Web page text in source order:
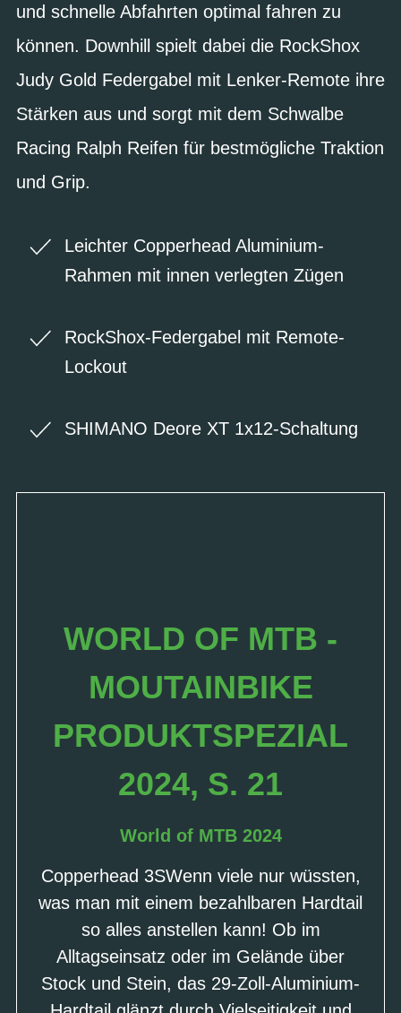
und schnelle Abfahrten optimal fahren zu
können. Downhill spielt dabei die RockShox
Judy Gold Federgabel mit Lenker-Remote ihre
Stärken aus und sorgt mit dem Schwalbe
Racing Ralph Reifen für bestmögliche Traktion
und Grip.
Leichter Copperhead Aluminium-
Rahmen mit innen verlegten Zügen
RockShox-Federgabel mit Remote-
Lockout
SHIMANO Deore XT 1x12-Schaltung
WORLD OF MTB -
MOUTAINBIKE
PRODUKTSPEZIAL
2024, S. 21
World of MTB 2024
Copperhead 3SWenn viele nur wüssten,
was man mit einem bezahlbaren Hardtail
so alles anstellen kann! Ob im
Alltagseinsatz oder im Gelände über
Stock und Stein, das 29-Zoll-Aluminium-